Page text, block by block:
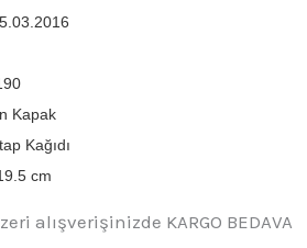
Kapak
Kağıdı
cm
alışverişinizde KARGO BEDAVA